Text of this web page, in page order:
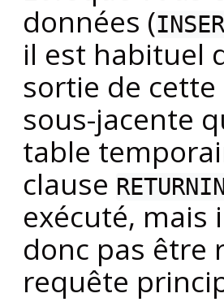
données (
il est habituel
sortie de cette
sous-jacente
table
clause
exécuté, mais
donc pas être
requête